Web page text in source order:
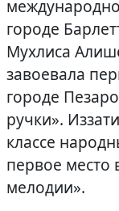
городе
Мухлиса
завоевала
городе
ручки».
классе
первое
мелодии».